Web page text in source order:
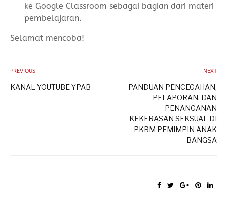
ke Google Classroom sebagai bagian dari materi
pembelajaran.
Selamat mencoba!
PREVIOUS
KANAL YOUTUBE YPAB
NEXT
PANDUAN PENCEGAHAN,
PELAPORAN, DAN
PENANGANAN
KEKERASAN SEKSUAL DI
PKBM PEMIMPIN ANAK
BANGSA